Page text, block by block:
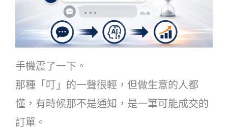
手機震了一下。
那種「叮」的一聲很輕，但做生意的人都
懂，有時候那不是通知，是一筆可能成交的
訂單。